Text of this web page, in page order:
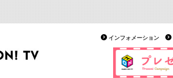
インフォメーション